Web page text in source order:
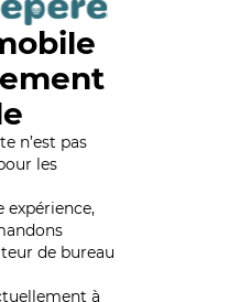
n’est pas
les
expérience,
de bureau
à